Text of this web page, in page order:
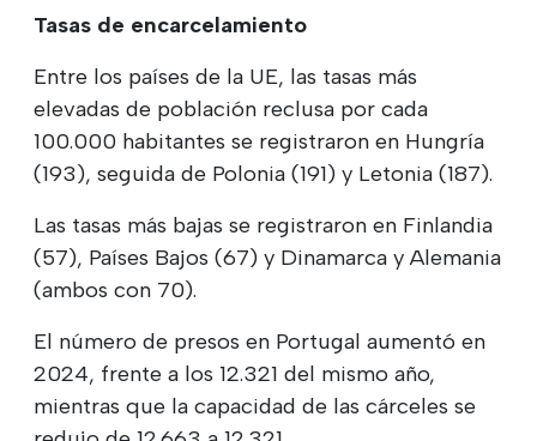
Tasas de encarcelamiento
Entre los países de la UE, las tasas más
elevadas de población reclusa por cada
100.000 habitantes se registraron en Hungría
(193), seguida de Polonia (191) y Letonia (187).
Las tasas más bajas se registraron en Finlandia
(57), Países Bajos (67) y Dinamarca y Alemania
(ambos con 70).
El número de presos en Portugal aumentó en
2024, frente a los 12.321 del mismo año,
mientras que la capacidad de las cárceles se